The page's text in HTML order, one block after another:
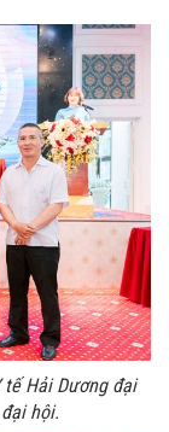
tế Hải Dương đại
hội.